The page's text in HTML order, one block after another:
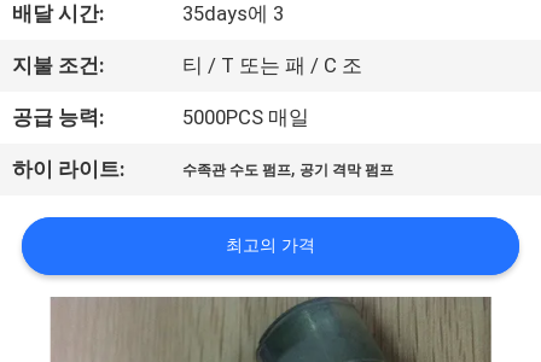
공
장
투
어
품
배달 시간: 35days에 3
지불 조건: 티 / T 또는 패 / C 조
공급 능력: 5000PCS 매일
하이 라이트: 수족관 수도 펌프, 공기 격막 펌프
최고의 가격